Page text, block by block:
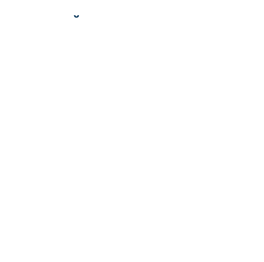
...или войдите используя